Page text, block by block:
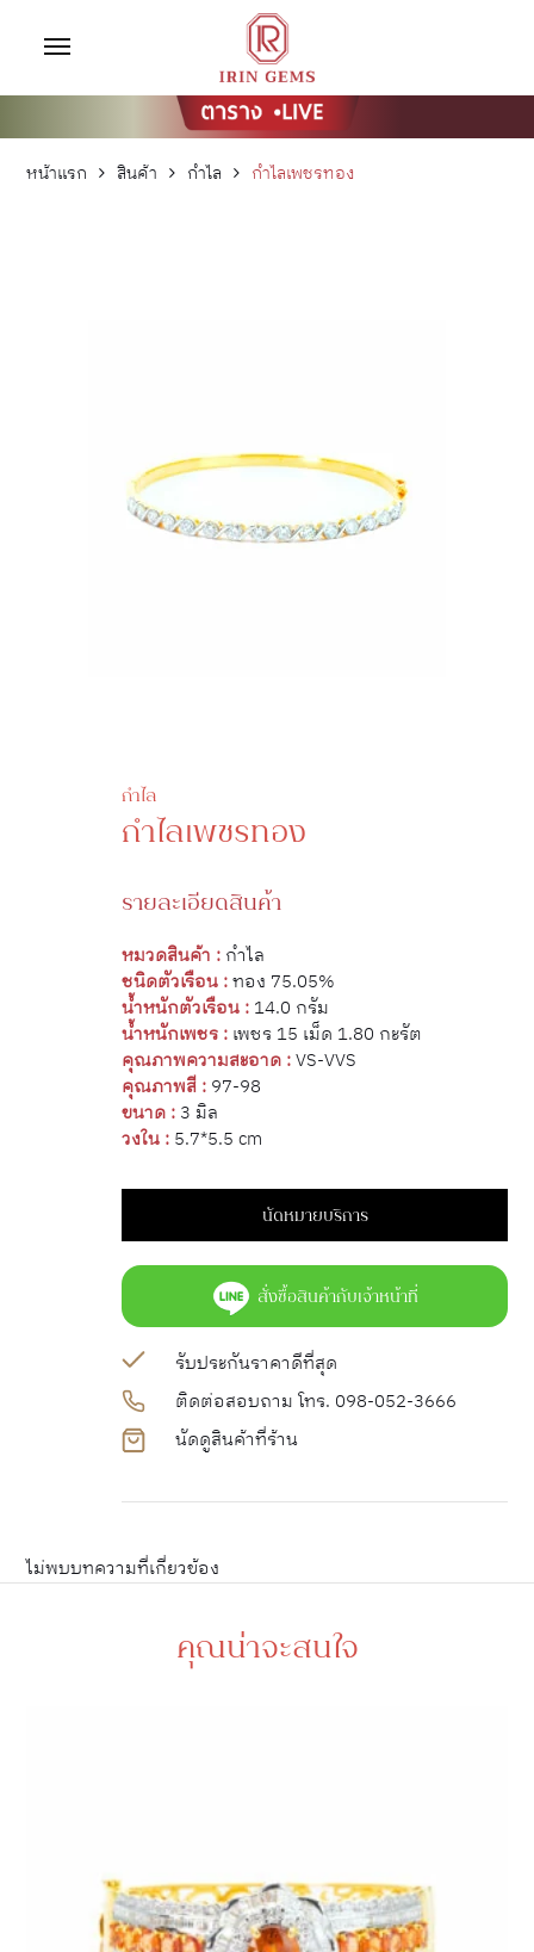
หน้าแรก สินค้า กำไล กำไลเพชรทอง
กำไล
กำไลเพชรทอง
รายละเอียดสินค้า
หมวดสินค้า : กำไล
ชนิดตัวเรือน :ทอง 75.05%
น้ำหนักตัวเรือน : 14.0 กรัม
น้ำหนักเพชร : เพชร 15 เม็ด 1.80 กะรัต
คุณภาพความสะอาด :VS-VVS
คุณภาพสี : 97-98
ขนาด : 3 มิล
วงใน : 5.7*5.5 cm
นัดหมายบริการ
สั่งซื้อสินค้ากับเจ้าหน้าที่
รับประกันราคาดีที่สุด
ติดต่อสอบถาม โทร. 098-052-3666
นัดดูสินค้าที่ร้าน
ไม่พบบทความที่เกี่ยวข้อง
คุณน่าจะสนใจ